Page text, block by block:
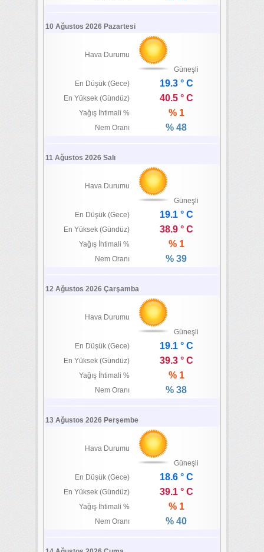
10 Ağustos 2026 Pazartesi
Hava Durumu
Güneşli
En Düşük (Gece)
19.3 ° C
En Yüksek (Gündüz) 40.5 ° C
Yağış İhtimali % % 1
Nem Oranı % 48
11 Ağustos 2026 Salı
Hava Durumu
Güneşli
En Düşük (Gece)
19.1 ° C
En Yüksek (Gündüz) 38.9 ° C
Yağış İhtimali % % 1
Nem Oranı % 39
12 Ağustos 2026 Çarşamba
Hava Durumu
Güneşli
En Düşük (Gece)
19.1 ° C
En Yüksek (Gündüz) 39.3 ° C
Yağış İhtimali % % 1
Nem Oranı % 38
13 Ağustos 2026 Perşembe
Hava Durumu
Güneşli
En Düşük (Gece)
18.6 ° C
En Yüksek (Gündüz) 39.1 ° C
Yağış İhtimali % % 1
Nem Oranı % 40